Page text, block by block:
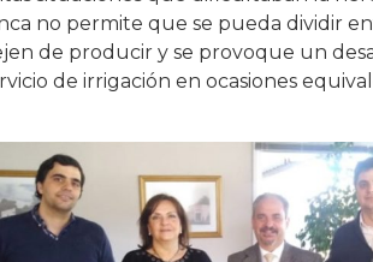
no permite que se pueda dividir
de producir y se provoque un
de irrigación en ocasiones